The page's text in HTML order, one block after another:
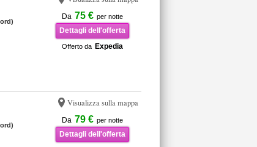
Da 75 € per notte
Dettagli dell'offerta
Offerto da Expedia
Visualizza sulla mappa
Da 79 € per notte
Dettagli dell'offerta